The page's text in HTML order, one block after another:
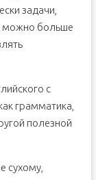
задачи,
можно больше
с
грамматика,
полезной
сухому,